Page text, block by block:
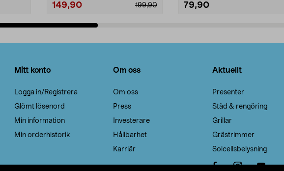
199,90
149,90 79,90
Mitt konto
Logga in/Registrera
Glömt lösenord
Min information
Min orderhistorik
Om oss
Om oss
Press
Investerare
Hållbarhet
Karriär
Aktuellt
Presenter
Städ & rengöring
Grillar
Grästrimmer
Solcellsbelysning